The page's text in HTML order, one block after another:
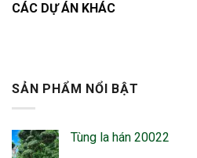
SẢN PHẨM NỔI BẬT
Tùng la hán 20022
CÁC DỰ ÁN KHÁC